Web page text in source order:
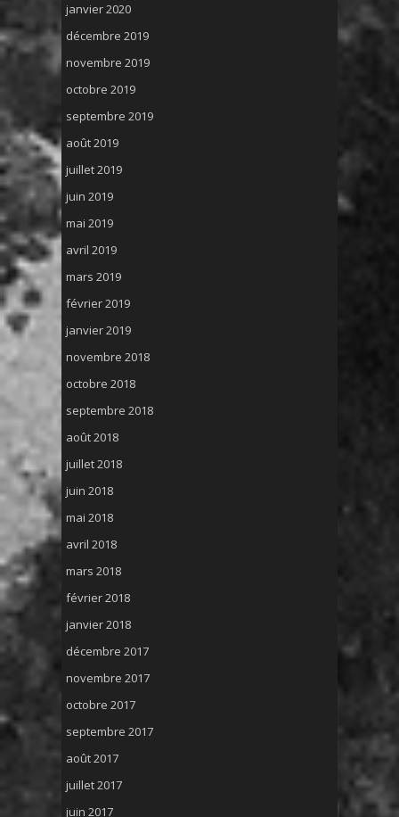
janvier 2020
décembre 2019
novembre 2019
octobre 2019
septembre 2019
août 2019
juillet 2019
juin 2019
mai 2019
avril 2019
mars 2019
février 2019
janvier 2019
novembre 2018
octobre 2018
septembre 2018
août 2018
juillet 2018
juin 2018
mai 2018
avril 2018
mars 2018
février 2018
janvier 2018
décembre 2017
novembre 2017
octobre 2017
septembre 2017
août 2017
juillet 2017
juin 2017